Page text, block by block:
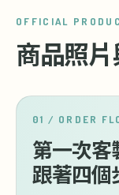
OFFICIAL
商品照
01 / ORDER
第一次客
跟著四個